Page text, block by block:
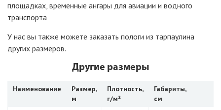
площадках, временные ангары для авиации и водного
транспорта
У нас вы также можете заказать пологи из тарпаулина
других размеров.
Другие размеры
Наименование
Размер,
м
Плотность,
г/м²
Габариты,
см